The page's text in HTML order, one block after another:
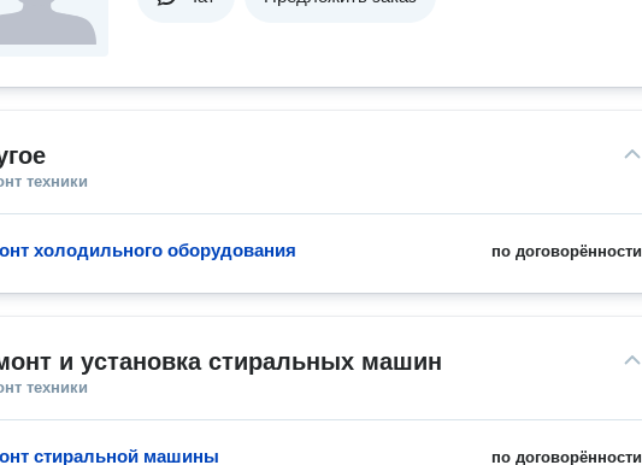
техники
по договорённости
холодильного оборудования
и установка стиральных машин
техники
по договорённости
стиральной машины